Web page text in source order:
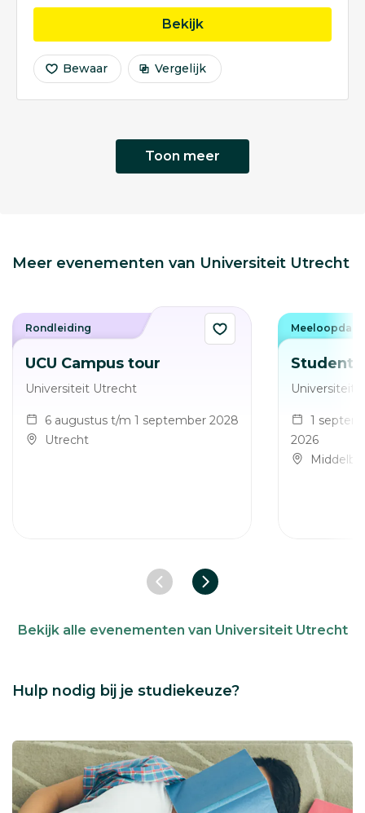
Bekijkopleiding Spaanse Taal
Bewaar Vergelijk
Toon meer
Meer evenementen van Universiteit Utrecht
UCU Campus tour
Universiteit Utrecht
6 augustus t/m 1 september 2028
Utrecht
Rondleiding
Student
Universiteit
1
2026
Meeloopdag
Bekijk alle evenementen van Universiteit Utrecht
Vorige slideVolgende slide
Hulp nodig bij je studiekeuze?